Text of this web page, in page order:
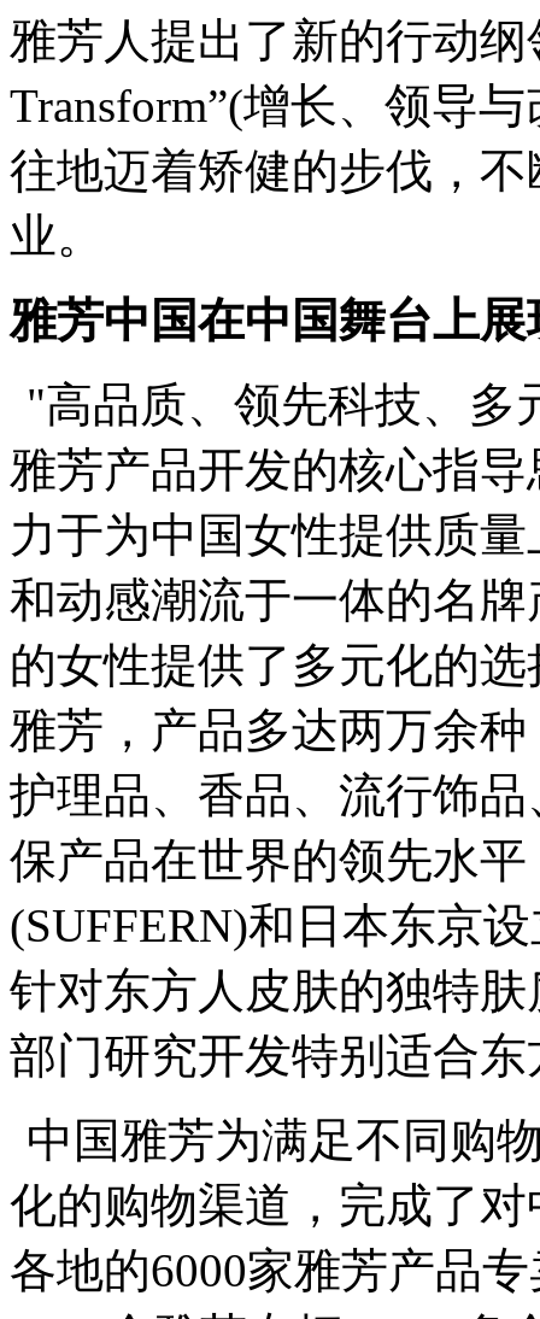
雅芳人提出了新的行动
Transform”(增长、领导
往地迈着矫健的步伐，
业。
雅芳中国在中国舞台上
"高品质、领先科技、多
雅芳产品开发的核心指
力于为中国女性提供质
和动感潮流于一体的名
的女性提供了多元化的
雅芳，产品多达两万余
护理品、香品、流行饰
保产品在世界的领先水
(SUFFERN)和日本东京
针对东方人皮肤的独特
部门研究开发特别适合
中国雅芳为满足不同购
化的购物渠道，完成了
各地的6000家雅芳产品